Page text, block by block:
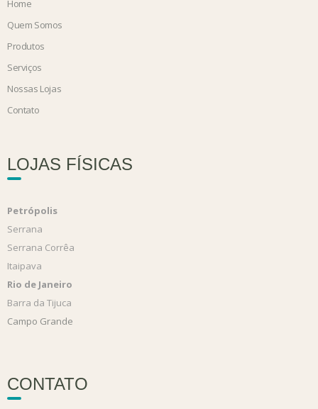
Home
Quem Somos
Produtos
Serviços
Nossas Lojas
Contato
LOJAS FÍSICAS
Petrópolis
Serrana
Serrana Corrêa
Itaipava
Rio de Janeiro
Barra da Tijuca
Campo Grande
CONTATO